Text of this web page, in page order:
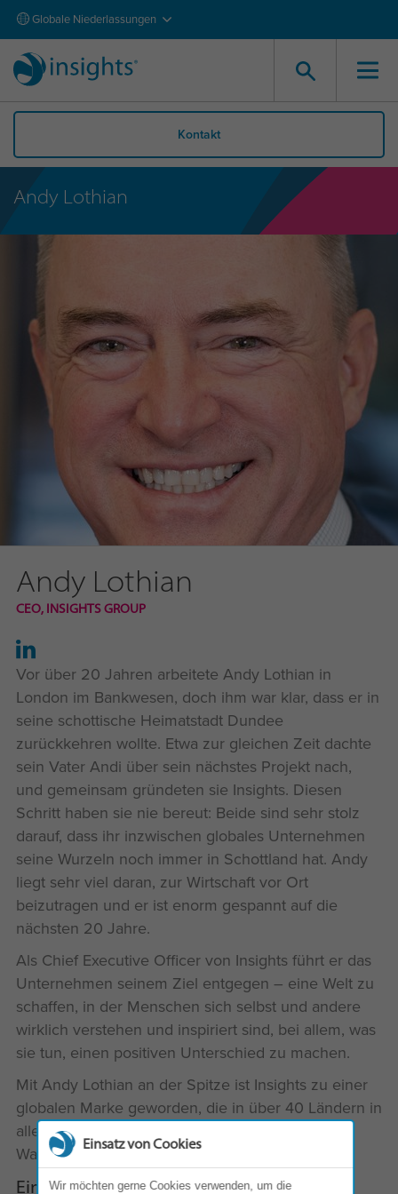
Globale Niederlassungen
Kontakt
Andy Lothian
Andy Lothian
CEO, INSIGHTS GROUP
Vor über 20 Jahren arbeitete Andy Lothian in
London im Bankwesen, doch ihm war klar, dass er in
seine schottische Heimatstadt Dundee
zurückkehren wollte. Etwa zur gleichen Zeit dachte
sein Vater Andi über sein nächstes Projekt nach,
und gemeinsam gründeten sie Insights. Diesen
Schritt haben sie nie bereut: Beide sind sehr stolz
darauf, dass ihr inzwischen globales Unternehmen
seine Wurzeln noch immer in Schottland hat. Andy
liegt sehr viel daran, zur Wirtschaft vor Ort
beizutragen und er ist enorm gespannt auf die
nächsten 20 Jahre.
Als Chief Executive Officer von Insights führt er das
Unternehmen seinem Ziel entgegen – eine Welt zu
schaffen, in der Menschen sich selbst und andere
wirklich verstehen und inspiriert sind, bei allem, was
sie tun, einen positiven Unterschied zu machen.
Mit Andy Lothian an der Spitze ist Insights zu einer
globalen Marke geworden, die in über 40 Ländern in
aller Welt vertreten ist und ehrgeizige
Wachstumsziele verfolgt.
Ein typischer Tag
Einsatz von Cookies
Wir möchten gerne Cookies verwenden, um die